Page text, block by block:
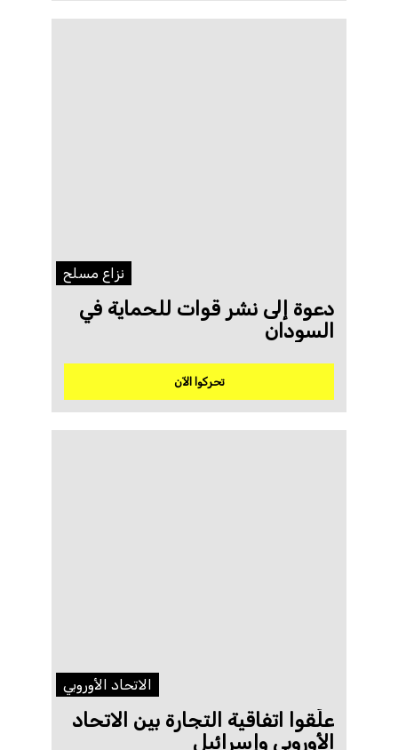
نزاع مسلح
دعوة إلى نشر قوات للحماية في
السودان
تحركوا الآن
الاتحاد الأوروبي
علّقوا اتفاقية التجارة بين الاتحاد
الأوروبي وإسرائيل